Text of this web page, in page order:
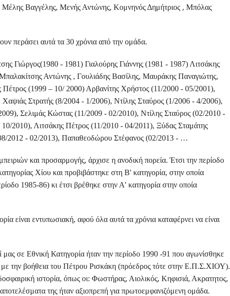
Μέλης Βαγγέλης, Μενής Αντώνης, Κομνηνός Δημήτριος , Μπόλας
περάσει αυτά τα 30 χρόνια από την ομάδα.
Γιώργος(1980 - 1981) Γιαλούρης Γιάννης (1981 - 1987) Λιτσάκης
Αντώνης , Γουλιάδης Βασίλης, Μαυράκης Παναγιώτης,
(1999 – 10/ 2000) Αρβανίτης Χρήστος (11/2000 - 05/2001),
Στρατής (8/2004 - 1/2006), Ντίλης Σταύρος (1/2006 - 4/2006),
Σελιμάς Κώστας (11/2009 - 02/2010), Ντίλης Σταύρος (02/2010 -
2010), Λιτσάκης Πέτρος (11/2010 - 04/2011), Ξύδας Σταμάτης
2012 - 02/2013), Παπαθεοδώρου Στέφανος (02/2013 - …
και προσαρμογής, άρχισε η ανοδική πορεία. Έτσι την περίοδο
Χίου και προβιβάστηκε στη Β' κατηγορία, στην οποία
1985-86) κι έτσι βρέθηκε στην Α' κατηγορία στην οποία
είναι εντυπωσιακή, αφού όλα αυτά τα χρόνια καταφέρνει να είναι
σε Εθνική Κατηγορία ήταν την περίοδο 1990 -91 που αγωνίσθηκε
την βοήθεια του Πέτρου Ρισκάκη (πρόεδρος τότε στην Ε.Π.Σ.ΧΙΟΥ).
ιστορία, όπως οι: Φωστήρας, Αιολικός, Κηφισιά, Ακρατητος,
της ήταν αξιοπρεπή για πρωτοεμφανιζόμενη ομάδα.